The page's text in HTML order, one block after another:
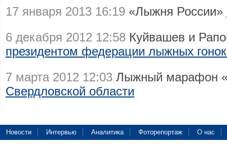
17 января 2013 16:19 «Лыжня России»
6 декабря 2012 12:58 Куйвашев и
президентом федерации лыжных
7 марта 2012 12:03 Лыжный марафон
Свердловской области
Новости Интервью Аналитика Фоторепортаж О нас